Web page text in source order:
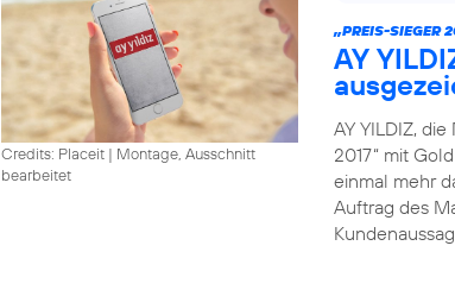
Credits: Placeit | Montage, Ausschnitt
bearbeitet
„PREIS-SIEGER
AY
AY YILDIZ,
2017“ mit
einmal mehr
Auftrag des